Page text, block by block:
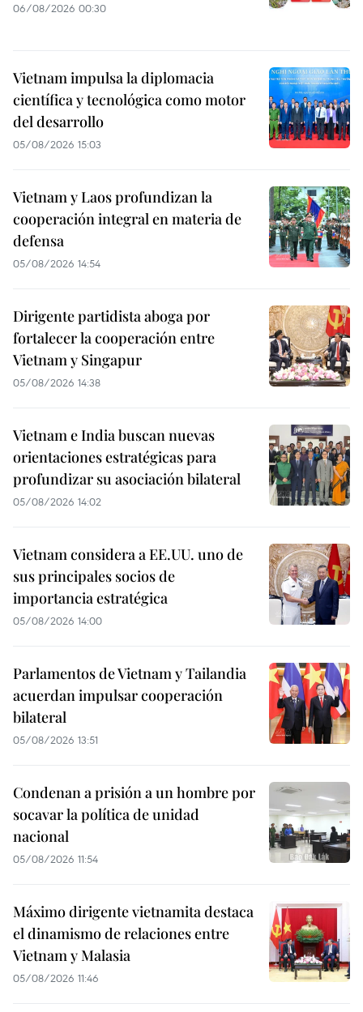
06/08/2026 00:30
Vietnam impulsa la diplomacia
científica y tecnológica como motor
del desarrollo
05/08/2026 15:03
Vietnam y Laos profundizan la
cooperación integral en materia de
defensa
05/08/2026 14:54
Dirigente partidista aboga por
fortalecer la cooperación entre
Vietnam y Singapur
05/08/2026 14:38
Vietnam e India buscan nuevas
orientaciones estratégicas para
profundizar su asociación bilateral
05/08/2026 14:02
Vietnam considera a EE.UU. uno de
sus principales socios de
importancia estratégica
05/08/2026 14:00
Parlamentos de Vietnam y Tailandia
acuerdan impulsar cooperación
bilateral
05/08/2026 13:51
Condenan a prisión a un hombre por
socavar la política de unidad
nacional
05/08/2026 11:54
Máximo dirigente vietnamita destaca
el dinamismo de relaciones entre
Vietnam y Malasia
05/08/2026 11:46